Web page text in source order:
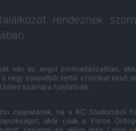
rendeznek
van az angol pontvadászatban,
négy csapatból kettõ szombat késõ
számára folytatódik.
csapatának, ha a KC Stadiumból
akár csak a Vörös